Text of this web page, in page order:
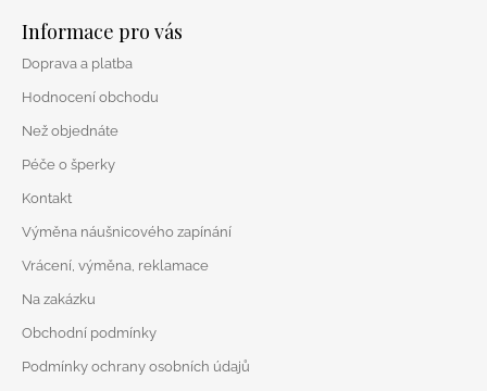
Informace pro vás
Doprava a platba
Hodnocení obchodu
Než objednáte
Péče o šperky
Kontakt
Výměna náušnicového zapínání
Vrácení, výměna, reklamace
Na zakázku
Obchodní podmínky
Podmínky ochrany osobních údajů